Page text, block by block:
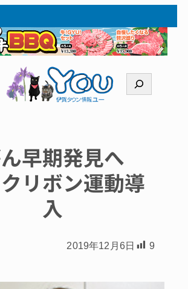
索
早期発見へ
リボン運動導
入
2019年12月6日 9